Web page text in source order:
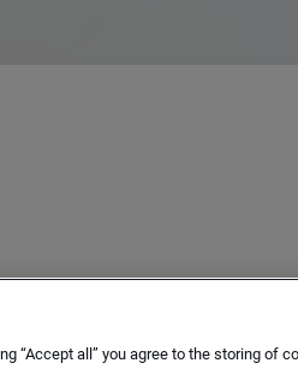
“Accept all” you agree to the storing of